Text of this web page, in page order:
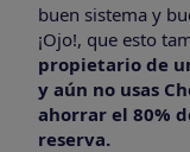
buen sistema y
¡Ojo!, que esto
propietario de
y aún no usas
ahorrar el 80%
reserva.